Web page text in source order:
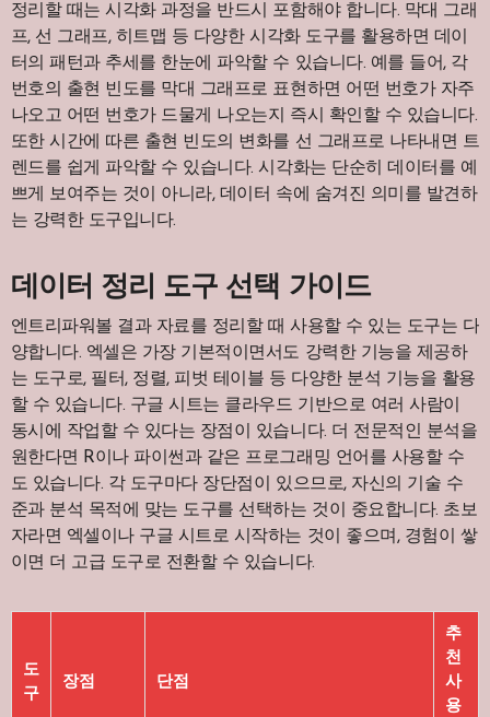
정리할 때는 시각화 과정을 반드시 포함해야 합니다. 막대 그래
프, 선 그래프, 히트맵 등 다양한 시각화 도구를 활용하면 데이
터의 패턴과 추세를 한눈에 파악할 수 있습니다. 예를 들어, 각
번호의 출현 빈도를 막대 그래프로 표현하면 어떤 번호가 자주
나오고 어떤 번호가 드물게 나오는지 즉시 확인할 수 있습니다.
또한 시간에 따른 출현 빈도의 변화를 선 그래프로 나타내면 트
렌드를 쉽게 파악할 수 있습니다. 시각화는 단순히 데이터를 예
쁘게 보여주는 것이 아니라, 데이터 속에 숨겨진 의미를 발견하
는 강력한 도구입니다.
데이터 정리 도구 선택 가이드
엔트리파워볼 결과 자료를 정리할 때 사용할 수 있는 도구는 다
양합니다. 엑셀은 가장 기본적이면서도 강력한 기능을 제공하
는 도구로, 필터, 정렬, 피벗 테이블 등 다양한 분석 기능을 활용
할 수 있습니다. 구글 시트는 클라우드 기반으로 여러 사람이
동시에 작업할 수 있다는 장점이 있습니다. 더 전문적인 분석을
원한다면 R이나 파이썬과 같은 프로그래밍 언어를 사용할 수
도 있습니다. 각 도구마다 장단점이 있으므로, 자신의 기술 수
준과 분석 목적에 맞는 도구를 선택하는 것이 중요합니다. 초보
자라면 엑셀이나 구글 시트로 시작하는 것이 좋으며, 경험이 쌓
이면 더 고급 도구로 전환할 수 있습니다.
도
구
장점 단점
추
천
사
용